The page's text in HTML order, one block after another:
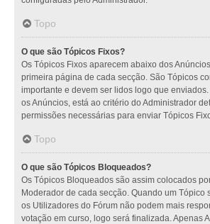
Topo
O que são Tópicos Fixos?
Os Tópicos Fixos aparecem abaixo dos
primeira página de cada secção. São Tópicos
importante e devem ser lidos logo que
os Anúncios, está ao critério do Administrador
permissões necessárias para enviar Tópicos
Topo
O que são Tópicos Bloqueados?
Os Tópicos Bloqueados são assim colocados
Moderador de cada secção. Quando um Tópico
os Utilizadores do Fórum não podem mais
votação em curso, logo será finalizada. Apenas